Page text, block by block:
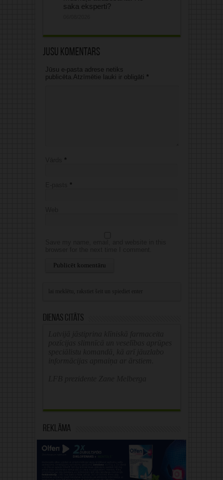
saka eksperti?
Jūsu komentārs
Jūsu e-pasta adrese netiks
publicēta.Atzīmētie lauki ir obligāti *
*
*
Dienas citāts
Reklāma